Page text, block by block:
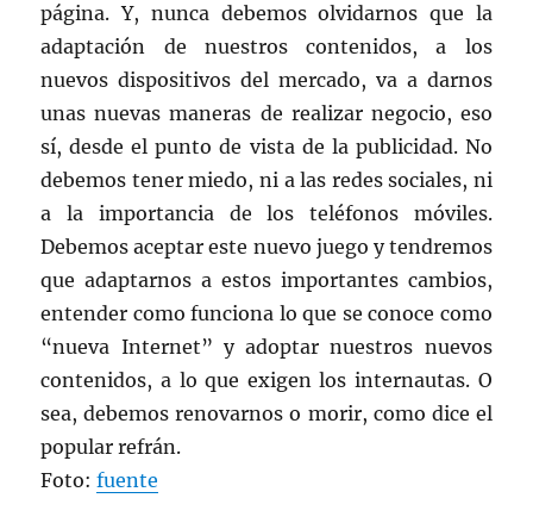
página. Y, nunca debemos olvidarnos que la
adaptación de nuestros contenidos, a los
nuevos dispositivos del mercado, va a darnos
unas nuevas maneras de realizar negocio, eso
sí, desde el punto de vista de la publicidad. No
debemos tener miedo, ni a las redes sociales, ni
a la importancia de los teléfonos móviles.
Debemos aceptar este nuevo juego y tendremos
que adaptarnos a estos importantes cambios,
entender como funciona lo que se conoce como
“nueva Internet” y adoptar nuestros nuevos
contenidos, a lo que exigen los internautas. O
sea, debemos renovarnos o morir, como dice el
popular refrán.
Foto:fuente